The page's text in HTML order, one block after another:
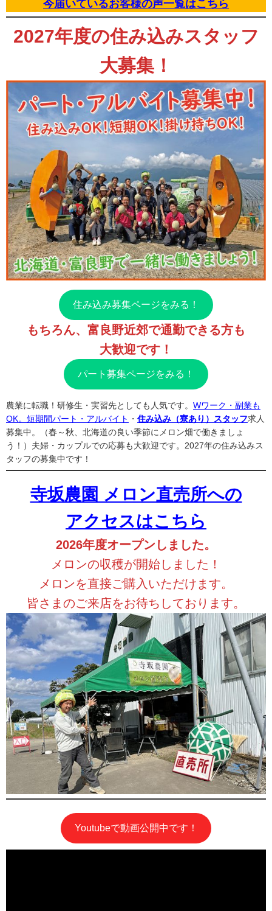
今届いているお客様の声一覧はこちら
2027年度の住み込みスタッフ
大募集！
住み込み募集ページをみる！
もちろん、富良野近郊で通勤できる方も
大歓迎です！
パート募集ページをみる！
農業に転職！研修生・実習先としても人気です。 Wワーク・副業も
OK。短期間パート・アルバイト ・ 住み込み（寮あり）スタッフ求人
募集中。（春～秋、北海道の良い季節にメロン畑で働きましょ
う！）夫婦・カップルでの応募も大歓迎です。2027年の住み込みス
タッフの募集中です！
寺坂農園 メロン直売所への
アクセスはこちら
2026年度オープンしました。
メロンの収穫が開始しました！
メロンを直接ご購入いただけます。
皆さまのご来店をお待ちしております。
Youtubeで動画公開中です！